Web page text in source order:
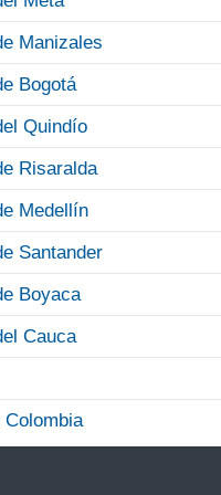
Manizales
Bogotá
Quindío
Risaralda
Medellín
Santander
Boyaca
Cauca
Colombia